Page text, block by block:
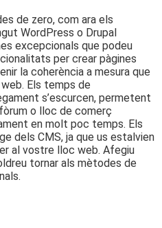
de zero, com ara els
WordPress o Drupal
excepcionals que podeu
per crear pàgines
la coherència a mesura que
Els temps de
s’escurcen, permetent
o lloc de comerç
en molt poc temps. Els
dels CMS, ja que us estalvien
al vostre lloc web. Afegiu
tornar als mètodes de